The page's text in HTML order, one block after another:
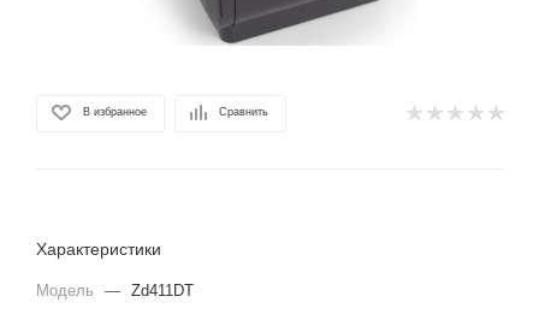
В избранное Сравнить
Характеристики
Модель — Zd411DT